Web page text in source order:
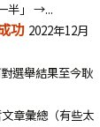
半」 →...
功 2022年12月
選舉結果至今耿
章彙總（有些太